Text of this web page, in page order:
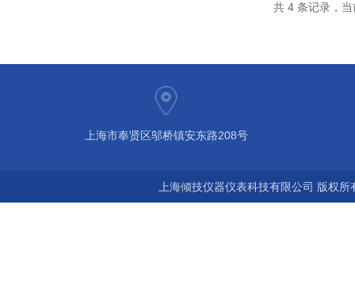
共 4 条记录，
上海市奉贤区邬桥镇安东路208号
上海倾技仪器仪表科技有限公司 版权